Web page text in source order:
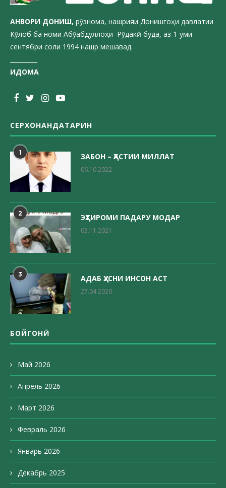
АНВОРИ ДОНИШ, рӯзнома, нашрияи Донишгоҳи давлатии
Кӯлоб ба номи Абӯабдуллоҳи Рӯдакӣ буда, аз 1-уми
сентябри соли 1994 нашр мешавад.
ИДОМА
СЕРХОНАНДАТАРИН
1 ЗАБОН – ҲАСТИИ МИЛЛАТ
06.10.2022
2 ЭҲТИРОМИ ПАДАРУ МОДАР
03.11.2021
3 АДАБ ҲУСНИ ИНСОН АСТ
27.04.2020
БОЙГОНӢ
Май 2026
Апрель 2026
Март 2026
Февраль 2026
Январь 2026
Декабрь 2025